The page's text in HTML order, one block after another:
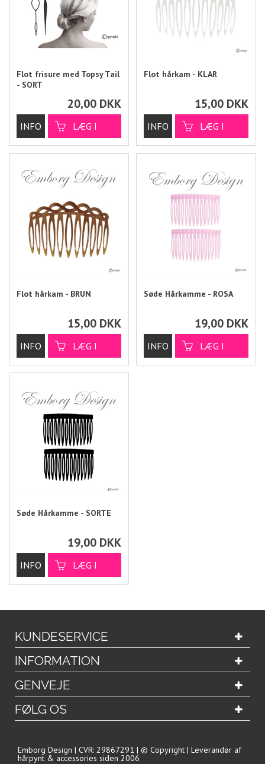
Flot frisure med Topsy Tail
- SORT
20,00 DKK
Flot hårkam - KLAR
15,00 DKK
Flot hårkam - BRUN
15,00 DKK
Søde Hårkamme - ROSA
19,00 DKK
Søde Hårkamme - SORTE
19,00 DKK
KUNDESERVICE
INFORMATION
GENVEJE
FØLG OS
Emborg Design | CVR: 29867291 | © Copyright | Leverandør af
hårpynt & accessories siden 2006